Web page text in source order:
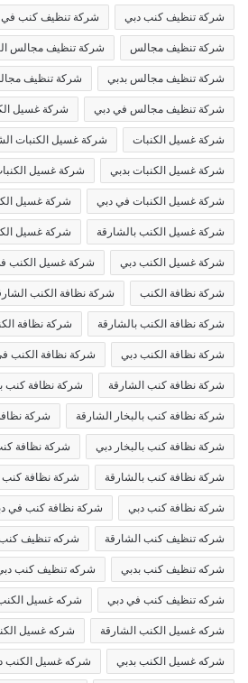
شركة تنظيف كنب دبي شركة تنظيف كنب في
شركة تنظيف مجالس شركة تنظيف مجالس
شركة تنظيف مجالس بدبي شركة تنظيف
شركة تنظيف مجالس في دبي شركة غسيل
شركة غسيل الكنبات شركة غسيل الكنبات
شركة غسيل الكنبات بدبي شركة غسيل
شركة غسيل الكنبات في دبي شركة غسيل
شركة غسيل الكنب بالشارقة شركة غسيل
شركة غسيل الكنب دبي شركة غسيل الكنب
شركة نظافة الكنب شركة نظافة الكنب
شركة نظافة الكنب بالشارقة شركة نظافة
شركة نظافة الكنب دبي شركة نظافة الكنب
شركة نظافة كنب الشارقة شركة نظافة كنب
شركة نظافة كنب بالبخار الشارقة شركة
شركة نظافة كنب بالبخار دبي شركة نظافة
شركة نظافة كنب بالشارقة شركة نظافة كنب
شركة نظافة كنب دبي شركة نظافة كنب في
شركه تنظيف كنب الشارقة شركه تنظيف كنب
شركه تنظيف كنب بدبي شركه تنظيف كنب
شركه تنظيف كنب في دبي شركه غسيل
شركه غسيل الكنب الشارقة شركه غسيل
شركه غسيل الكنب بدبي شركه غسيل الكنب